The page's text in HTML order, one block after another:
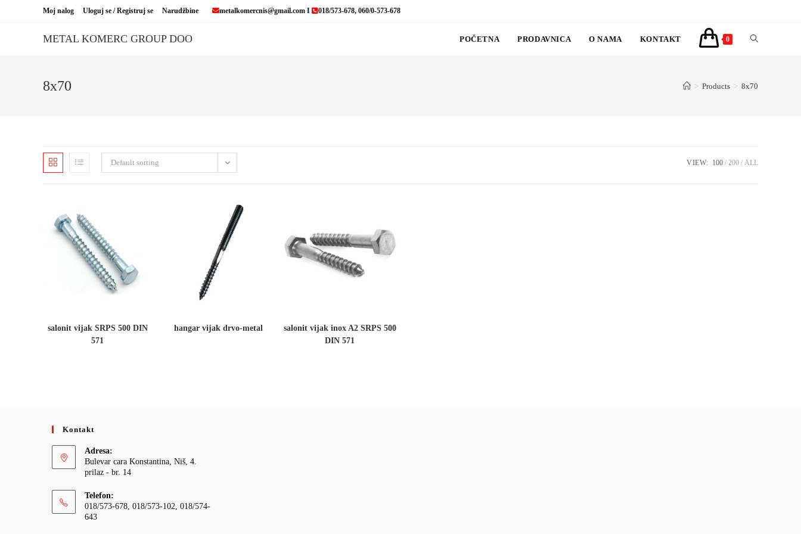
Moj nalog Uloguj se / Registruj se Narudžbine metalkomercnis@gmail.com I 018/573-678, 060/0-573-678
METAL KOMERC GROUP DOO POČETNA PRODAVNICA O NAMA KONTAKT 0 TOGGLE
8x70 > Products > 8x70
Default sorting VIEW: 100 200 ALL
salonit vijak SRPS 500 DIN
571
hangar vijak drvo-metal
salonit vijak inox A2 SRPS 500
DIN 571
Kontakt
Adresa:
Bulevar cara Konstantina, Niš, 4.
prilaz - br. 14
Telefon:
018/573-678, 018/573-102, 018/574-
643